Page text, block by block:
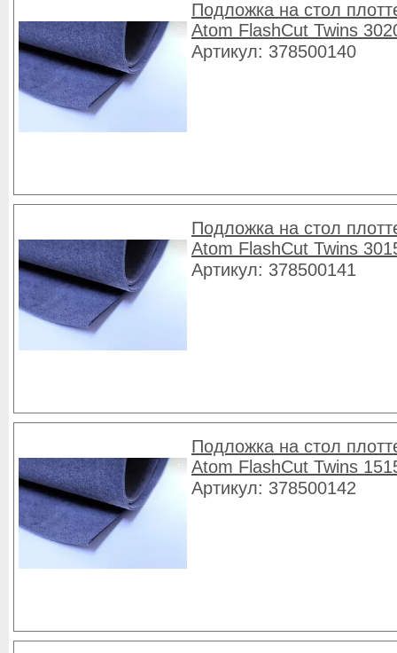
Подложка на стол
Atom FlashCut Twins
Артикул: 378500140
Подложка на стол
Atom FlashCut Twins
Артикул: 378500141
Подложка на стол
Atom FlashCut Twins
Артикул: 378500142